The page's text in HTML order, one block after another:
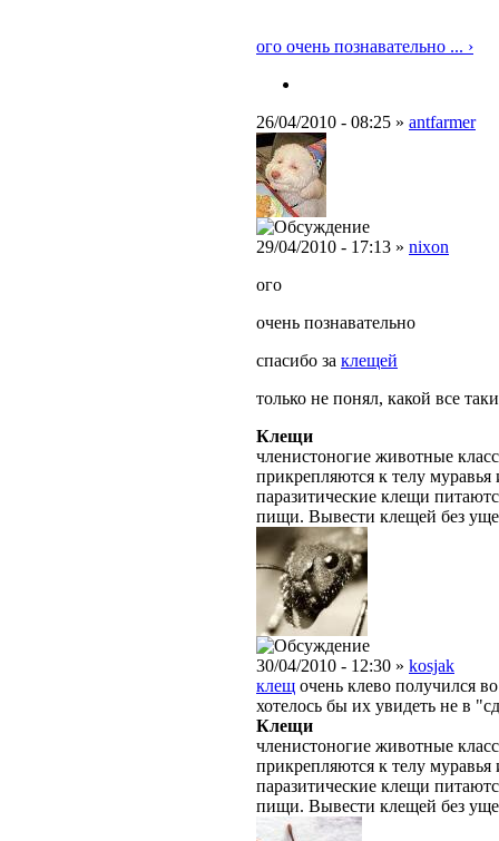
ого очень познавательно ... ›
26/04/2010 - 08:25 » antfarmer
29/04/2010 - 17:13 » nixon
ого
очень познавательно
спасибо за клещей
только не понял, какой все
Клещи
членистоногие животные
прикрепляются к телу
паразитические клещи
пищи. Вывести клещей без
30/04/2010 - 12:30 » kosjak
клещ очень клево получился
хотелось бы их увидеть не в
Клещи
членистоногие животные
прикрепляются к телу
паразитические клещи
пищи. Вывести клещей без